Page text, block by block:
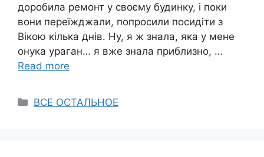
доробила ремонт у своєму будинку, і поки
вони переїжджали, попросили посидіти з
Вікою кілька днів. Ну, я ж знала, яка у мене
онука ураган… я вже знала приблизно, …
Read more
Categories
ВСЕ ОСТАЛЬНОЕ